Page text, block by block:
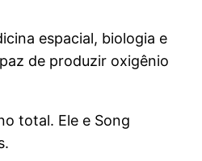
espacial, biologia e
de produzir oxigênio
total. Ele e Song